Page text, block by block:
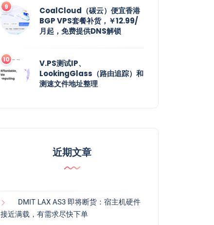
CoalCloud（碳云）便宜香港
BGP VPS套餐补货，￥12.99/
月起，免费提供DNS解锁
V.PS测试IP、
LookingGlass（路由追踪）和
测速文件地址整理
近期文章
DMIT LAX AS3 即将断货：宿主机硬件
接近满载，有需求尽快下单